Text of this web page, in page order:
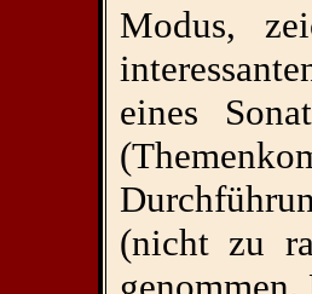
Modus,
eines
(nicht zu